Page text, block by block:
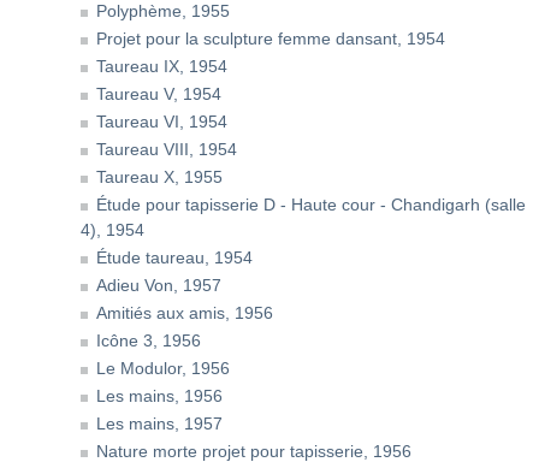
Polyphème, 1955
Projet pour la sculpture femme dansant, 1954
Taureau IX, 1954
Taureau V, 1954
Taureau VI, 1954
Taureau VIII, 1954
Taureau X, 1955
Étude pour tapisserie D - Haute cour - Chandigarh (salle
4), 1954
Étude taureau, 1954
Adieu Von, 1957
Amitiés aux amis, 1956
Icône 3, 1956
Le Modulor, 1956
Les mains, 1956
Les mains, 1957
Nature morte projet pour tapisserie, 1956